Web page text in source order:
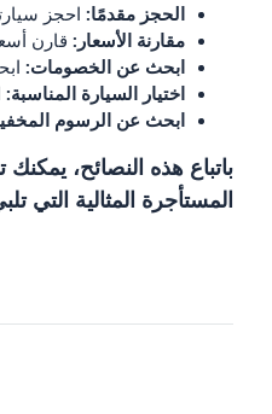
الحجز مقدمًا: احجز
مقارنة الأسعار: قارن
ابحث عن الخصومات:
اختيار السيارة المناسبة:
ابحث عن الرسوم
باتباع هذه النصائح،
المستأجرة المثالية التي